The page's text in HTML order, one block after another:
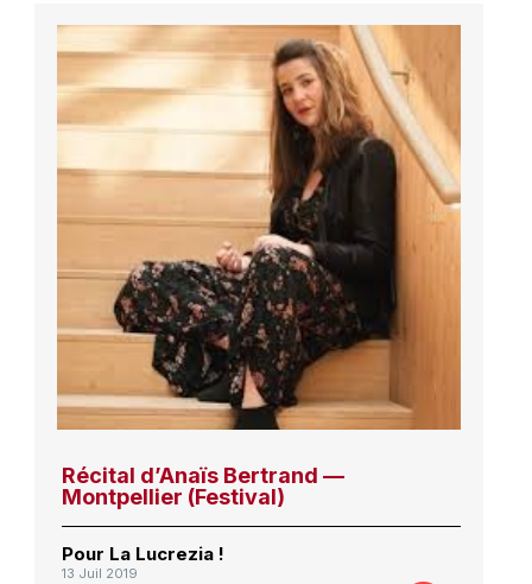
Récital d’Anaïs Bertrand —
Montpellier (Festival)
Pour La Lucrezia !
13 Juil 2019